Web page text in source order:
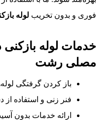
فوری و بدون تخریب لوله
خدمات لوله بازکنی
مصلی رشت
باز کردن گرفتگی
فنر زنی و استفاده از
ارائه خدمات بدون